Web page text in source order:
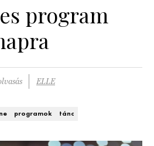
program
ELLE
programok tánc